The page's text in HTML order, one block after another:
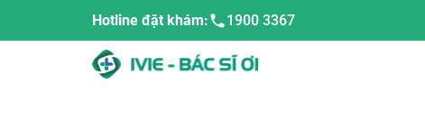
Hotline đặt khám: 1900 3367